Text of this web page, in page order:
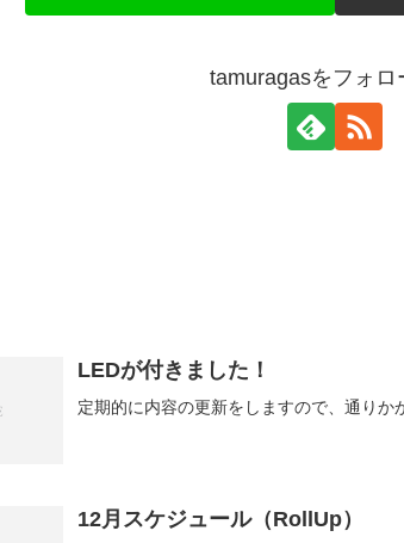
tamuragasをフォロ
LEDが付きました！
定期的に内容の更新をしますので、通りか
12月スケジュール（RollUp）